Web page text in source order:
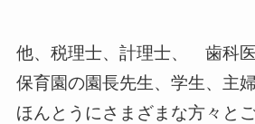
他、税理士、計理士、 歯科
保育園の園長先生、学生、主
ほんとうにさまざまな方々と